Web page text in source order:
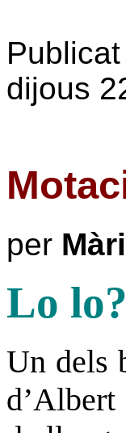
dijous
per
Lo lo?
Un dels